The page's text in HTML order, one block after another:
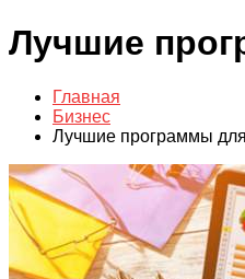
Лучшие
Главная
Бизнес
Лучшие программы для